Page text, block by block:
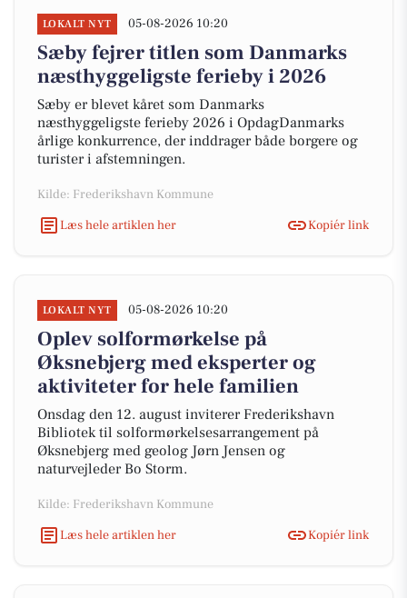
LOKALT NYT 05-08-2026 10:20
Sæby fejrer titlen som Danmarks
næsthyggeligste ferieby i 2026
Sæby er blevet kåret som Danmarks
næsthyggeligste ferieby 2026 i OpdagDanmarks
årlige konkurrence, der inddrager både borgere og
turister i afstemningen.
Kilde: Frederikshavn Kommune
Læs hele artiklen her
Kopiér link
LOKALT NYT 05-08-2026 10:20
Oplev solformørkelse på
Øksnebjerg med eksperter og
aktiviteter for hele familien
Onsdag den 12. august inviterer Frederikshavn
Bibliotek til solformørkelsesarrangement på
Øksnebjerg med geolog Jørn Jensen og
naturvejleder Bo Storm.
Kilde: Frederikshavn Kommune
Læs hele artiklen her
Kopiér link